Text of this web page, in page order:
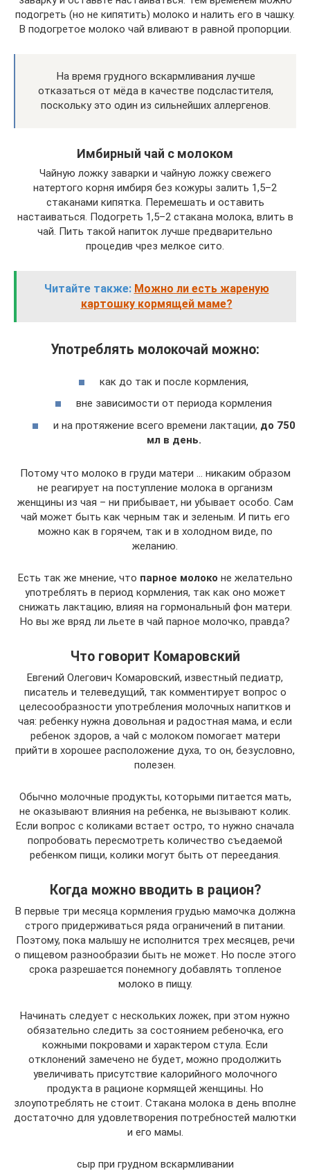
подогреть (но не кипятить) молоко и налить его в чашку.
В подогретое молоко чай вливают в равной пропорции.
На время грудного вскармливания лучше
отказаться от мёда в качестве подсластителя,
поскольку это один из сильнейших аллергенов.
Имбирный чай с молоком
Чайную ложку заварки и чайную ложку свежего
натертого корня имбиря без кожуры залить 1,5–2
стаканами кипятка. Перемешать и оставить
настаиваться. Подогреть 1,5–2 стакана молока, влить в
чай. Пить такой напиток лучше предварительно
процедив чрез мелкое сито.
Читайте также: Можно ли есть жареную
картошку кормящей маме?
Употреблять молокочай можно:
как до так и после кормления,
вне зависимости от периода кормления
и на протяжение всего времени лактации, до 750
мл в день.
Потому что молоко в груди матери … никаким образом
не реагирует на поступление молока в организм
женщины из чая – ни прибывает, ни убывает особо. Сам
чай может быть как черным так и зеленым. И пить его
можно как в горячем, так и в холодном виде, по
желанию.
Есть так же мнение, что парное молоко не желательно
употреблять в период кормления, так как оно может
снижать лактацию, влияя на гормональный фон матери.
Но вы же вряд ли льете в чай парное молочко, правда?
Что говорит Комаровский
Евгений Олегович Комаровский, известный педиатр,
писатель и телеведущий, так комментирует вопрос о
целесообразности употребления молочных напитков и
чая: ребенку нужна довольная и радостная мама, и если
ребенок здоров, а чай с молоком помогает матери
прийти в хорошее расположение духа, то он, безусловно,
полезен.
Обычно молочные продукты, которыми питается мать,
не оказывают влияния на ребенка, не вызывают колик.
Если вопрос с коликами встает остро, то нужно сначала
попробовать пересмотреть количество съедаемой
ребенком пищи, колики могут быть от переедания.
Когда можно вводить в рацион?
В первые три месяца кормления грудью мамочка должна
строго придерживаться ряда ограничений в питании.
Поэтому, пока малышу не исполнится трех месяцев, речи
о пищевом разнообразии быть не может. Но после этого
срока разрешается понемногу добавлять топленое
молоко в пищу.
Начинать следует с нескольких ложек, при этом нужно
обязательно следить за состоянием ребеночка, его
кожными покровами и характером стула. Если
отклонений замечено не будет, можно продолжить
увеличивать присутствие калорийного молочного
продукта в рационе кормящей женщины. Но
злоупотреблять не стоит. Стакана молока в день вполне
достаточно для удовлетворения потребностей малютки
и его мамы.
сыр при грудном вскармливании